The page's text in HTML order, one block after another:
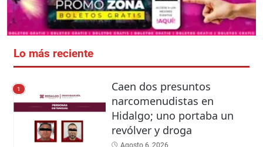
Lo más reciente
1
Caen dos presuntos
narcomenudistas en
Hidalgo; uno portaba un
revólver y droga
Agosto 6, 2026